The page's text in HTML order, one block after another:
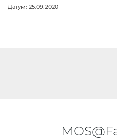
Датум: 25.09.2020